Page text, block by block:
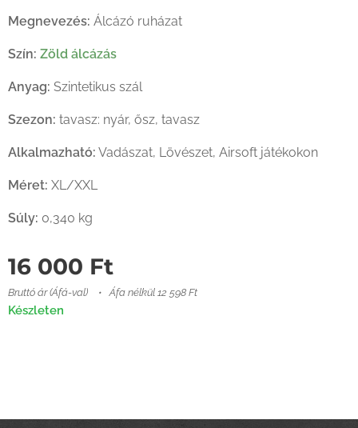
Megnevezés: Álcázó ruházat
Szín: Zöld álcázás
Anyag: Szintetikus szál
Szezon: tavasz: nyár, ősz, tavasz
Alkalmazható: Vadászat, Lövészet, Airsoft játékokon
Méret: XL/XXL
Súly: 0,340 kg
16 000 Ft
Bruttó ár (Áfá-val) Áfa nélkül 12 598 Ft
Készleten